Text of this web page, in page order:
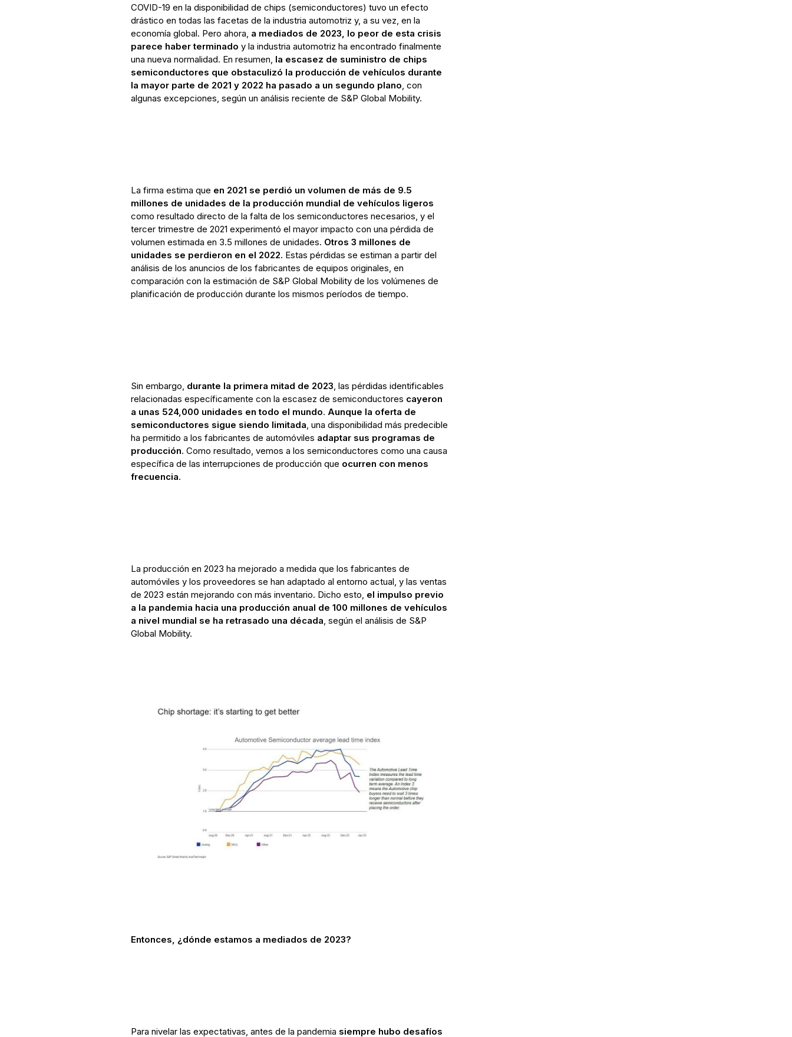
COVID-19 en la disponibilidad de chips (semiconductores) tuvo un efecto
drástico en todas las facetas de la industria automotriz y, a su vez, en la
economía global. Pero ahora, a mediados de 2023, lo peor de esta crisis
parece haber terminado y la industria automotriz ha encontrado finalmente
una nueva normalidad. En resumen, la escasez de suministro de chips
semiconductores que obstaculizó la producción de vehículos durante
la mayor parte de 2021 y 2022 ha pasado a un segundo plano, con
algunas excepciones, según un análisis reciente de S&P Global Mobility.
La firma estima que en 2021 se perdió un volumen de más de 9.5
millones de unidades de la producción mundial de vehículos ligeros
como resultado directo de la falta de los semiconductores necesarios, y el
tercer trimestre de 2021 experimentó el mayor impacto con una pérdida de
volumen estimada en 3.5 millones de unidades. Otros 3 millones de
unidades se perdieron en el 2022. Estas pérdidas se estiman a partir del
análisis de los anuncios de los fabricantes de equipos originales, en
comparación con la estimación de S&P Global Mobility de los volúmenes de
planificación de producción durante los mismos períodos de tiempo.
Sin embargo, durante la primera mitad de 2023, las pérdidas identificables
relacionadas específicamente con la escasez de semiconductores cayeron
a unas 524,000 unidades en todo el mundo. Aunque la oferta de
semiconductores sigue siendo limitada, una disponibilidad más predecible
ha permitido a los fabricantes de automóviles adaptar sus programas de
producción. Como resultado, vemos a los semiconductores como una causa
específica de las interrupciones de producción que ocurren con menos
frecuencia.
La producción en 2023 ha mejorado a medida que los fabricantes de
automóviles y los proveedores se han adaptado al entorno actual, y las ventas
de 2023 están mejorando con más inventario. Dicho esto, el impulso previo
a la pandemia hacia una producción anual de 100 millones de vehículos
a nivel mundial se ha retrasado una década, según el análisis de S&P
Global Mobility.
Entonces, ¿dónde estamos a mediados de 2023?
Para nivelar las expectativas, antes de la pandemia siempre hubo desafíos